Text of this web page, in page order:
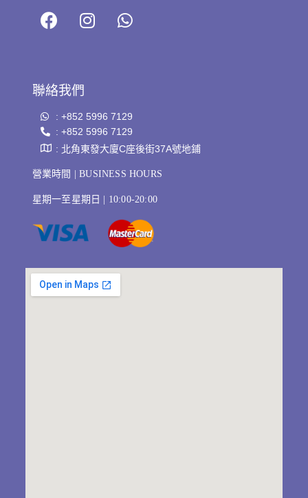
聯絡我們
: +852 5996 7129
: +852 5996 7129
: 北角東發大廈C座後街37A號地鋪
營業時間 | BUSINESS HOURS
星期一至星期日 | 10:00-20:00